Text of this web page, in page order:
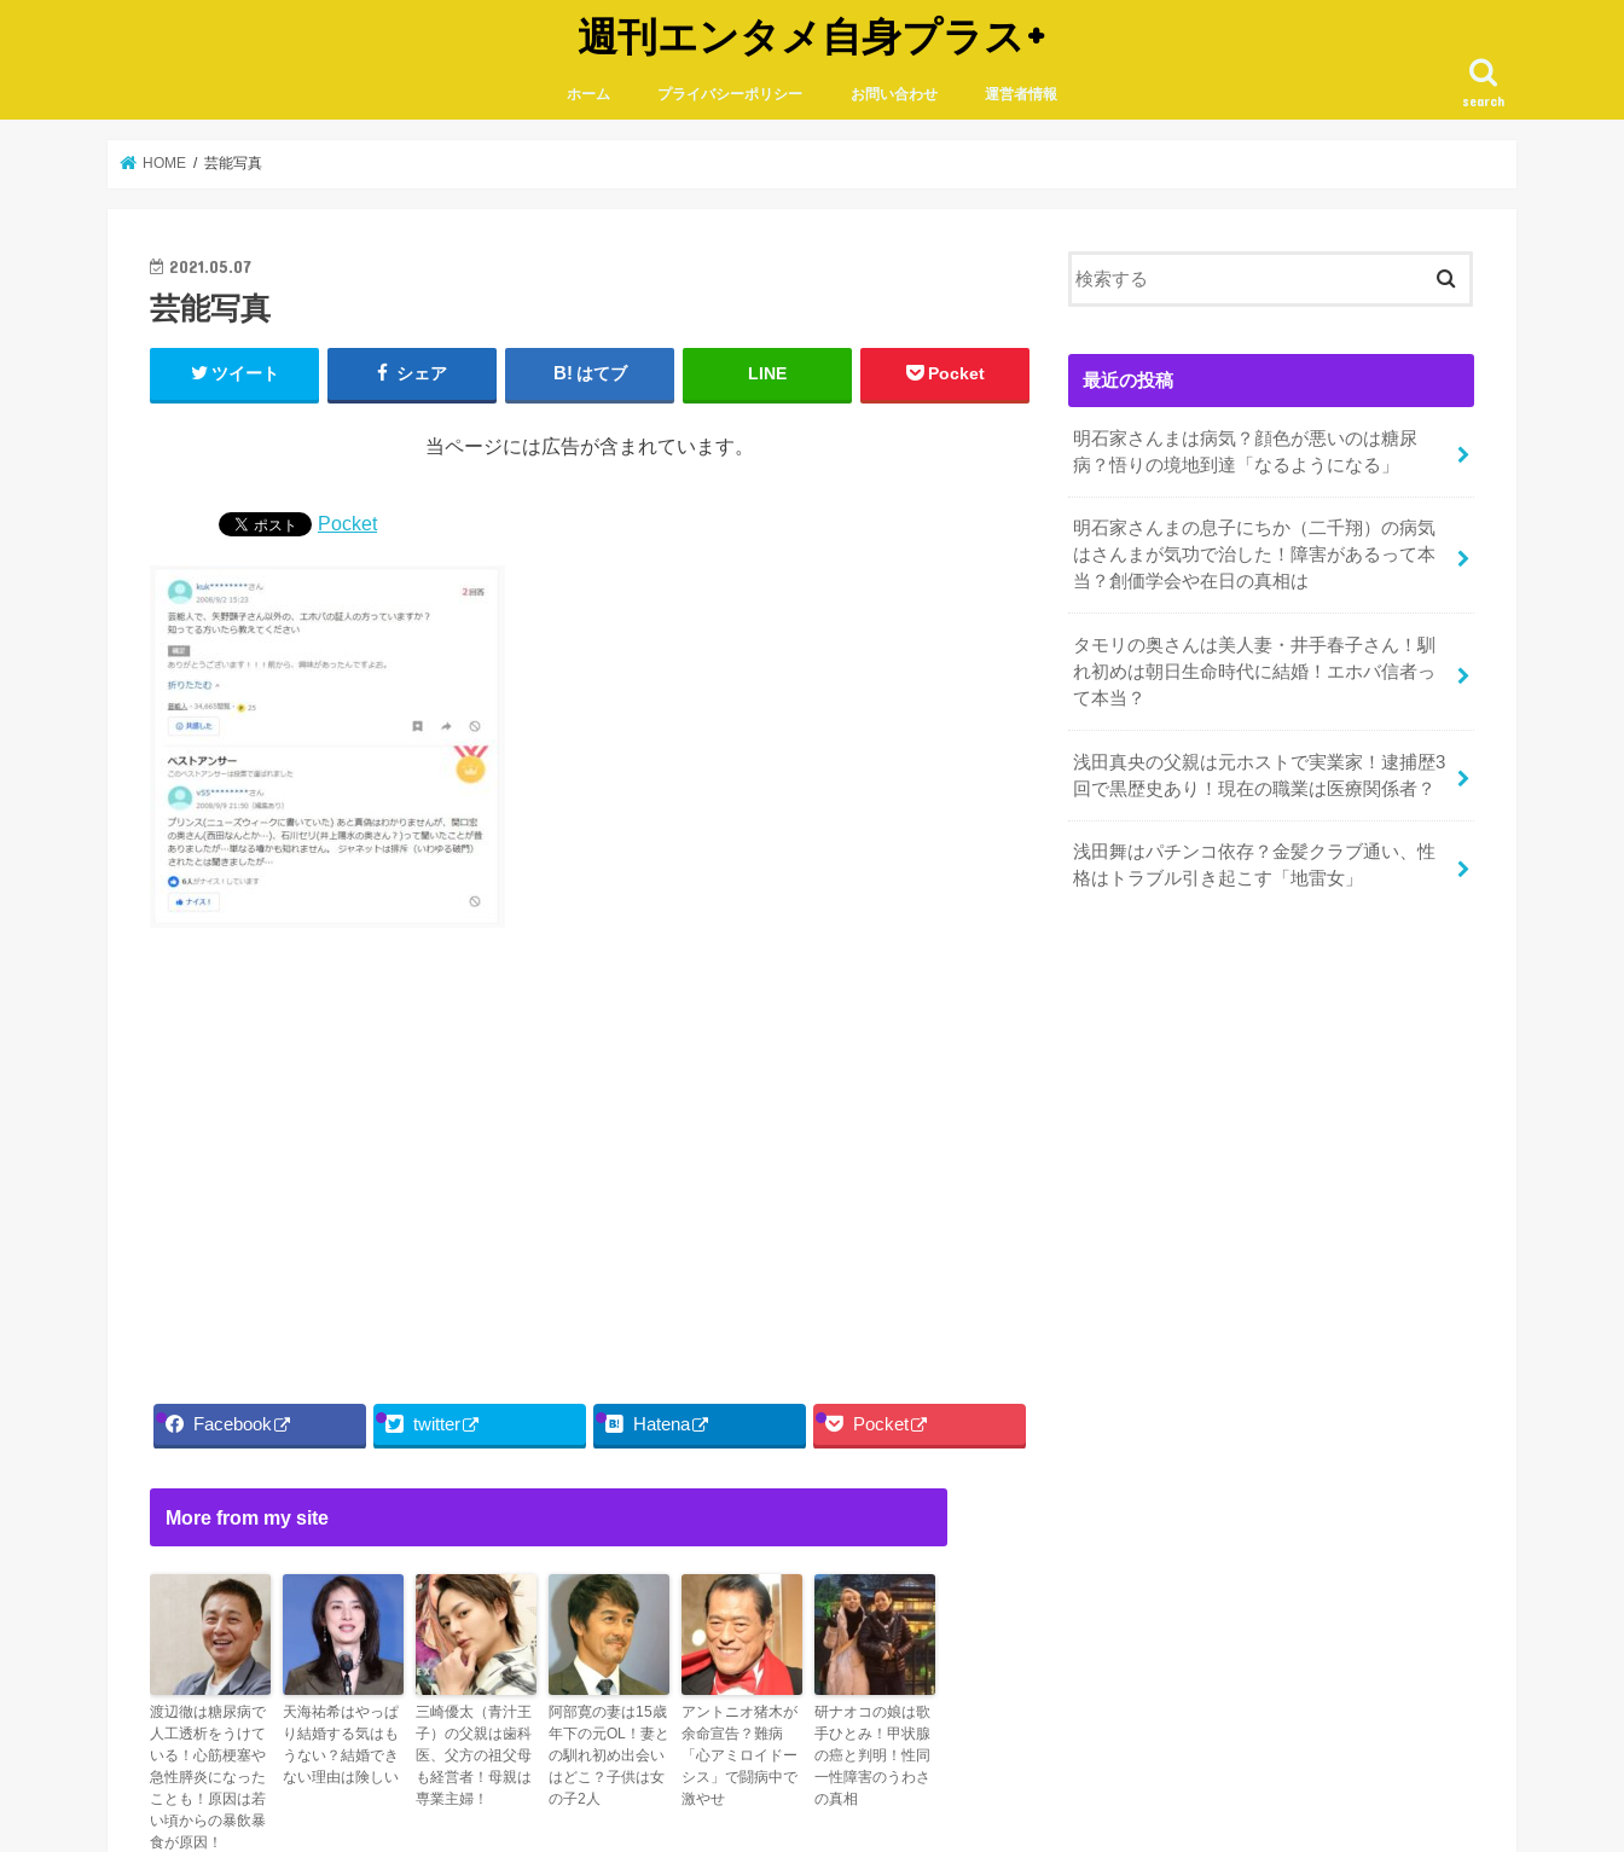
週刊エンタメ自身プラス+
search
ホーム プライバシーポリシー お問い合わせ 運営者情報
HOME 芸能写真
2021.05.07
芸能写真
ツイート シェア はてブ LINE Pocket
当ページには広告が含まれています。
Pocket
Facebook twitter Hatena Pocket
More from my site
渡辺徹は糖尿病で
人工透析をうけて
いる！心筋梗塞や
急性膵炎になった
ことも！原因は若
い頃からの暴飲暴
食が原因！
天海祐希はやっぱ
り結婚する気はも
うない？結婚でき
ない理由は険しい
三崎優太（青汁王
子）の父親は歯科
医、父方の祖父母
も経営者！母親は
専業主婦！
阿部寛の妻は15歳
年下の元OL！妻と
の馴れ初め出会い
はどこ？子供は女
の子2人
アントニオ猪木が
余命宣告？難病
「心アミロイドー
シス」で闘病中で
激やせ
研ナオコの娘は歌
手ひとみ！甲状腺
の癌と判明！性同
一性障害のうわさ
の真相
最近の投稿
明石家さんまは病気？顔色が悪いのは糖尿
病？悟りの境地到達「なるようになる」
明石家さんまの息子にちか（二千翔）の病気
はさんまが気功で治した！障害があるって本
当？創価学会や在日の真相は
タモリの奥さんは美人妻・井手春子さん！馴
れ初めは朝日生命時代に結婚！エホバ信者っ
て本当？
浅田真央の父親は元ホストで実業家！逮捕歴3
回で黒歴史あり！現在の職業は医療関係者？
浅田舞はパチンコ依存？金髪クラブ通い、性
格はトラブル引き起こす「地雷女」